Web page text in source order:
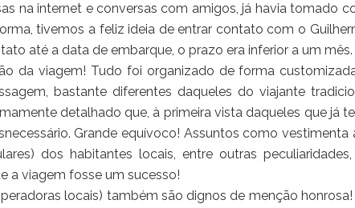
na internet e conversas com amigos, já havia tomado
tivemos a feliz ideia de entrar contato com o
até a data de embarque, o prazo era inferior a um mês.
da viagem! Tudo foi organizado de forma
bastante diferentes daqueles do viajante
detalhado que, à primeira vista daqueles que já
Grande equívoco! Assuntos como
dos habitantes locais, entre outras
a viagem fosse um sucesso!
locais) também são dignos de menção